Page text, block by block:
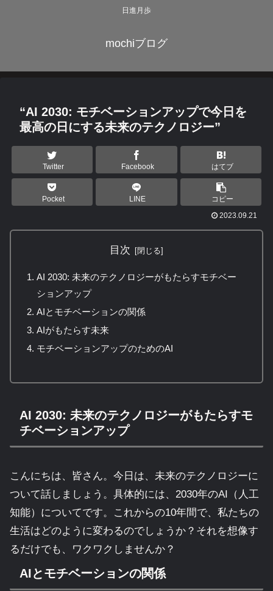
日進月歩
mochiブログ
“AI 2030: モチベーションアップで今日を
最高の日にする未来のテクノロジー”
Twitter Facebook はてブ
Pocket LINE
コピー
2023.09.21
目次
AI 2030: 未来のテクノロジーがもたらすモチベー
ションアップ
AIとモチベーションの関係
AIがもたらす未来
モチベーションアップのためのAI
AI 2030: 未来のテクノロジーがもたらすモ
チベーションアップ
こんにちは、皆さん。今日は、未来のテクノロジーに
ついて話しましょう。具体的には、2030年のAI（人工
知能）についてです。これからの10年間で、私たちの
生活はどのように変わるのでしょうか？それを想像す
るだけでも、ワクワクしませんか？
AIとモチベーションの関係